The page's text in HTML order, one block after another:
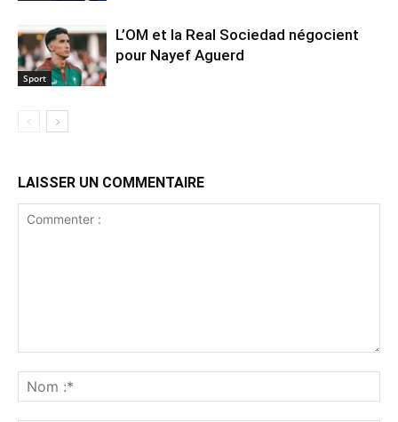
Sport
L’OM et la Real Sociedad négocient
pour Nayef Aguerd
LAISSER UN COMMENTAIRE